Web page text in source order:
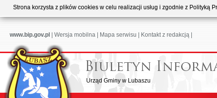
Strona korzysta z plików cookies w celu realizacji usług i zgodnie z
www.bip.gov.pl Wersja mobilna Mapa serwisu Kontakt z redakcją
Urząd Gminy w Lubaszu